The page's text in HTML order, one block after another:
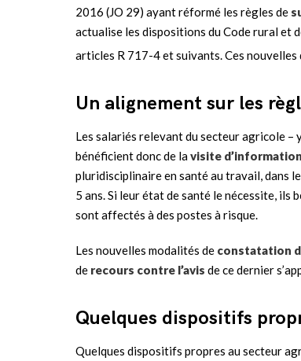
2016 (JO 29) ayant réformé les règles de
actualise les dispositions du Code rural et
articles R 717-4 et suivants. Ces
Un alignement sur les
Les salariés relevant du secteur agricole
bénéficient donc de lavisite
pluridisciplinaire en santé au travail, dans
5 ans. Si leur état de santé le nécessite, ils
sont affectés à des postes à risque.
Les nouvelles modalités de constatation
de recours contre l’avis de ce dernier
Quelques dispositifs
Quelques dispositifs propres au secteur